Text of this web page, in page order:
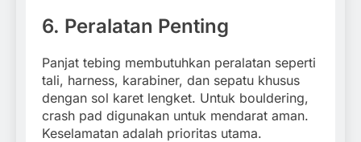
6. Peralatan Penting
Panjat tebing membutuhkan peralatan seperti
tali, harness, karabiner, dan sepatu khusus
dengan sol karet lengket. Untuk bouldering,
crash pad digunakan untuk mendarat aman.
Keselamatan adalah prioritas utama.